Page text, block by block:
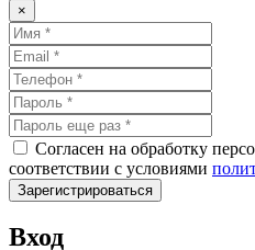
×
Согласен на обработку
соответствии с условиями
Зарегистрироваться
Вход